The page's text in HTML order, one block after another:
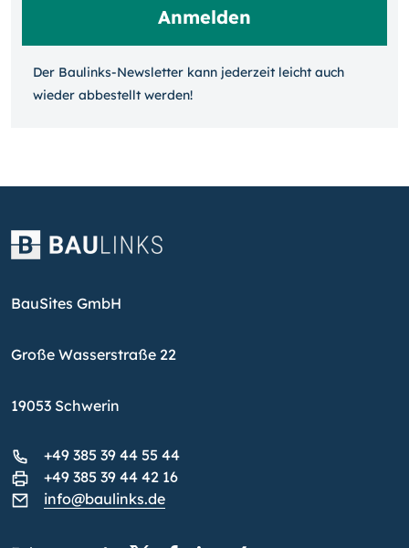
Der Baulinks-Newsletter kann jeder­zeit leicht auch
wieder ab­bestellt werden!
BauSites GmbH
Große Wasserstraße 22
19053 Schwerin
+49 385 39 44 55 44
+49 385 39 44 42 16
info@baulinks.de